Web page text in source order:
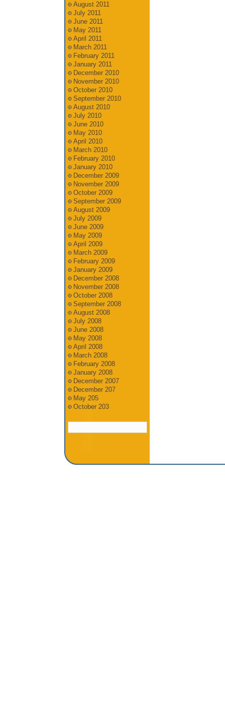
August 2011
July 2011
June 2011
May 2011
April 2011
March 2011
February 2011
January 2011
December 2010
November 2010
October 2010
September 2010
August 2010
July 2010
June 2010
May 2010
April 2010
March 2010
February 2010
January 2010
December 2009
November 2009
October 2009
September 2009
August 2009
July 2009
June 2009
May 2009
April 2009
March 2009
February 2009
January 2009
December 2008
November 2008
October 2008
September 2008
August 2008
July 2008
June 2008
May 2008
April 2008
March 2008
February 2008
January 2008
December 2007
December 207
May 205
October 203